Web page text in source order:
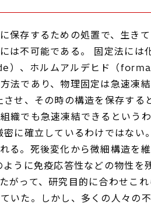
存するための処置で、生き
には不可能である。 固定法
、ホルムアルデヒド（
方法であり、物理固定は急
せ、その時の構造を保存す
織でも急速凍結できるとい
に確立しているわけではな
る。死後変化から微細構造
うに免疫応答性などの物性
がって、研究目的に合わせ
いた。しかし、多くの人々の